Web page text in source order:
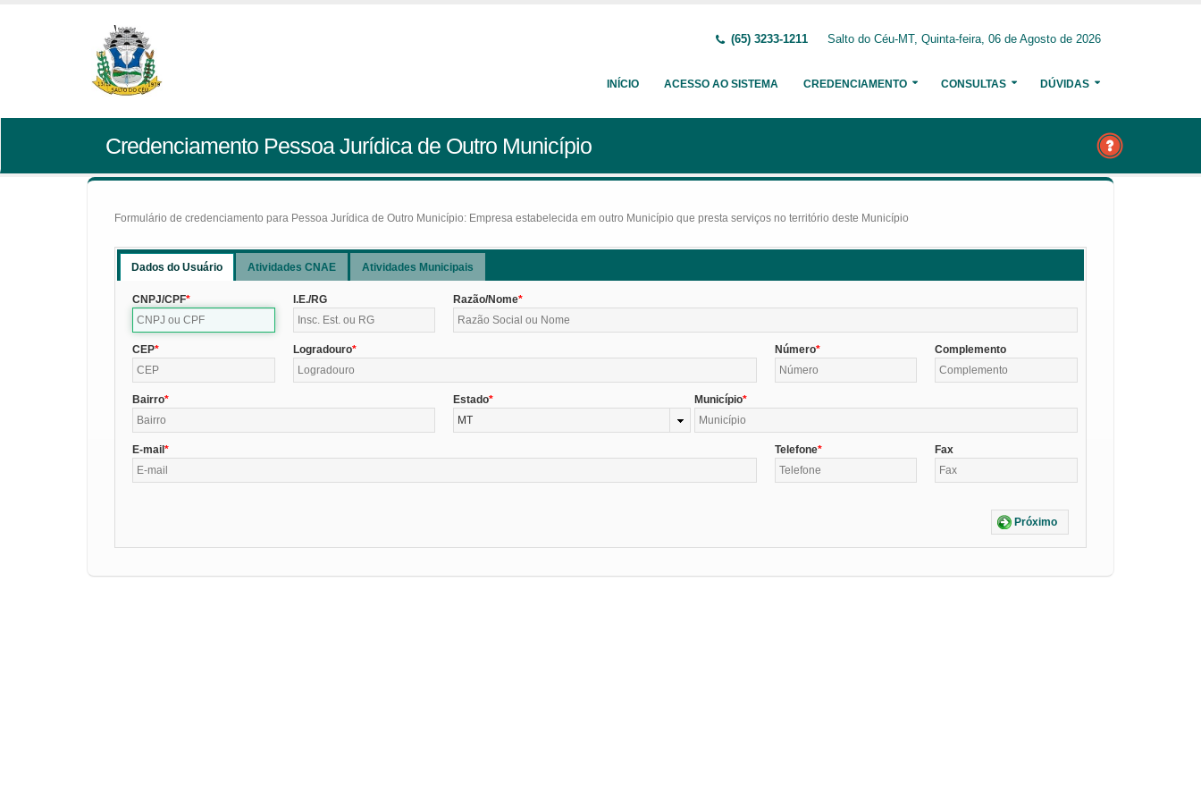
(65) 3233-1211 Salto do Céu-MT, Quinta-feira, 06 de Agosto de 2026
INÍCIO ACESSO AO SISTEMA CREDENCIAMENTO CONSULTAS DÚVIDAS
Credenciamento Pessoa Jurídica de Outro Município
Formulário de credenciamento para Pessoa Jurídica de Outro Município: Empresa estabelecida em outro Município que presta serviços no território deste Município
Dados do Usuário Atividades CNAE Atividades Municipais
CNPJ/CPF I.E./RG Razão/Nome
CEP Logradouro Número Complemento
Bairro
Estado
MT
Município
E-mail Telefone Fax
Próximo